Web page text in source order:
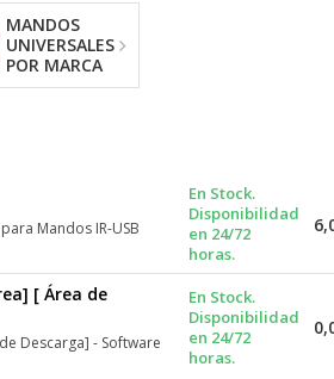
MANDOS
UNIVERSALES
POR MARCA
Mandos IR-USB
En Stock.
Disponibilidad
en 24/72
horas.
[ Área de
Descarga] - Software
En Stock.
Disponibilidad
en 24/72
horas.